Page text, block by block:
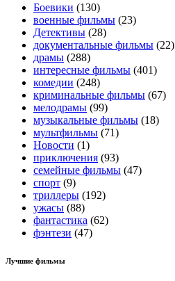
Боевики (130)
военные фильмы (23)
Детективы (28)
документальные фильмы (22)
драмы (288)
интересные фильмы (401)
комедии (248)
криминальные фильмы (67)
мелодрамы (99)
музыкальные фильмы (18)
мультфильмы (71)
Новости (1)
приключения (93)
семейные фильмы (47)
спорт (9)
триллеры (192)
ужасы (88)
фантастика (62)
фэнтези (47)
Лучшие фильмы